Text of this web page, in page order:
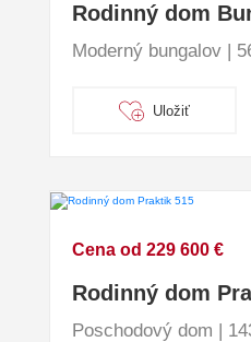
Rodinný dom
Moderný bungalov |
Uložiť
Cena od 229 600 €
Rodinný dom
Poschodový dom |